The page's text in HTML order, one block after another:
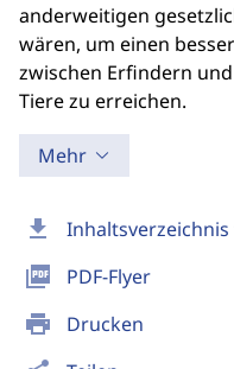
download
picture_as_pdf PDF-Flyer
print Drucken
anderweitigen
wären, um einen
zwischen Erfindern
Tiere zu erreichen.
Mehr